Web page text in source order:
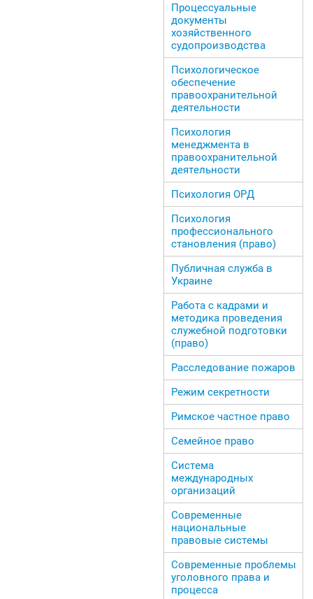
Процессуальные
документы
хозяйственного
судопроизводства
Психологическое
обеспечение
правоохранительной
деятельности
Психология
менеджмента в
правоохранительной
деятельности
Психология ОРД
Психология
профессионального
становления (право)
Публичная служба в
Украине
Работа с кадрами и
методика проведения
служебной подготовки
(право)
Расследование пожаров
Режим секретности
Римское частное право
Семейное право
Система
международных
организаций
Современные
национальные
правовые системы
Современные проблемы
уголовного права и
процесса